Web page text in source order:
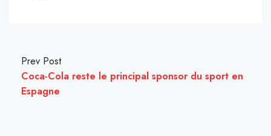
Prev Post
Coca-Cola reste le principal sponsor du sport en
Espagne